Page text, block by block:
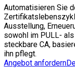
Automatisieren Sie
Ausstellung,
sowohl im PULL-
steckbare CA,
ihn pflegt.
Angebot anfordern